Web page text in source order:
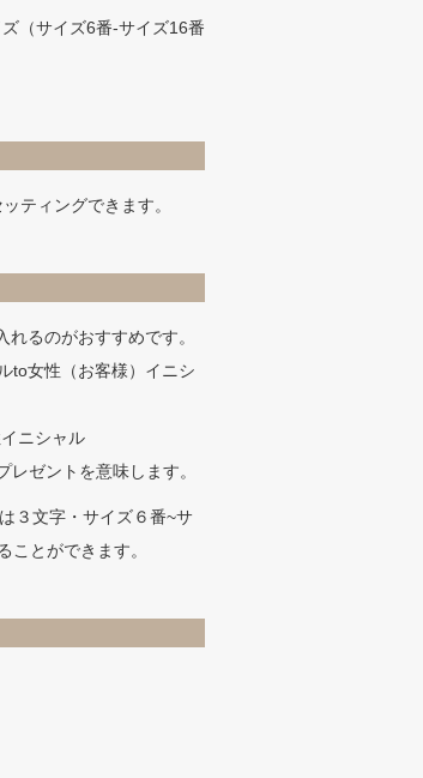
（サイズ6番-サイズ16番
ティングできます。
るのがおすすめです。
to女性（お客様）イニシ
ニシャル
ゼントを意味します。
３文字・サイズ６番~サ
ことができます。